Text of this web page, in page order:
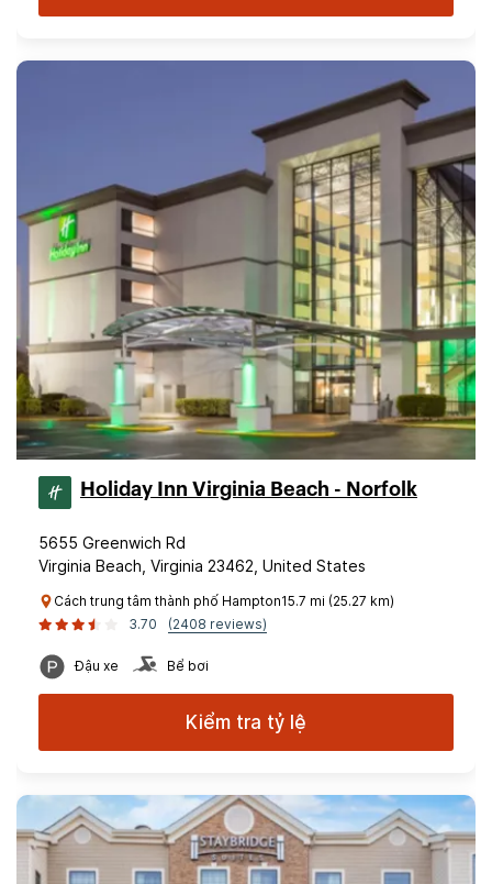
Holiday Inn Virginia Beach - Norfolk
5655 Greenwich Rd
Virginia Beach, Virginia 23462, United States
Cách trung tâm thành phố Hampton15.7 mi (25.27 km)
3.70
(2408 reviews)
Đậu xe Bể bơi
Kiểm tra tỷ lệ